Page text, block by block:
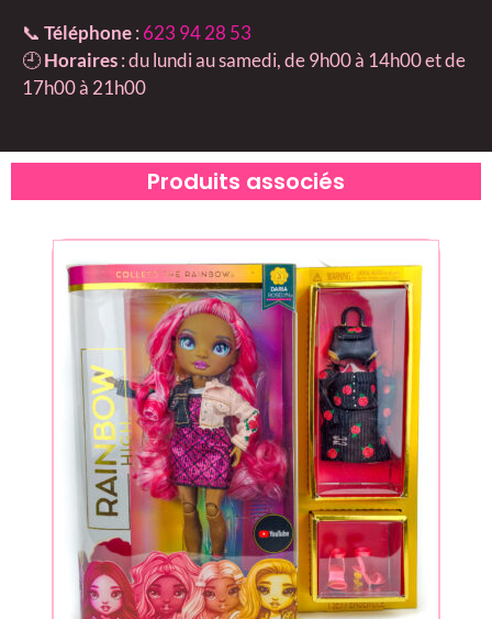
📞 Téléphone: 623 94 28 53
🕘Horaires: du lundi au samedi, de 9h00 à 14h00 et de
17h00 à 21h00
Produits associés